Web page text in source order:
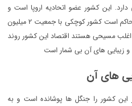
این کشور عضو اتحادیه اروپا است و
طبعا قوانین اروپا در این کشور حاکم است کشور کوچکی با جمعیت 2 میلیون
مسیحی هستند اقتصاد این کشور روند
زیبایی های آن بی شمار است
های آن
کشور را جنگل ها پوشانده است و به